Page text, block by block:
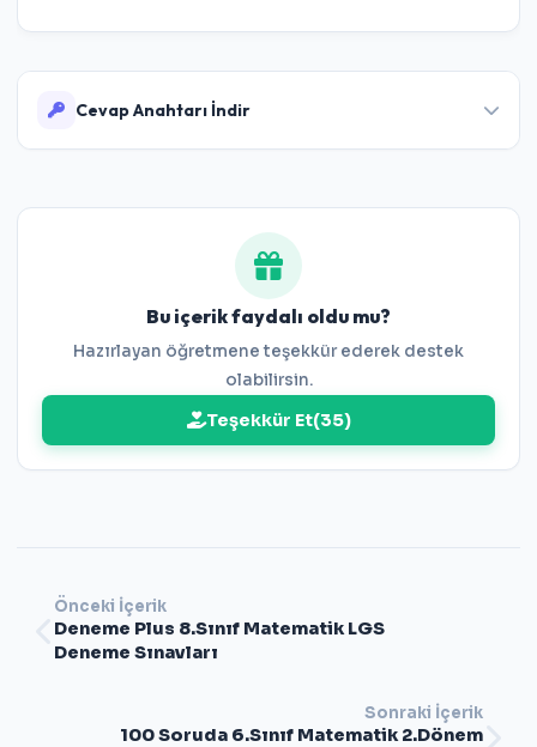
Cevap Anahtarı İndir
Bu içerik faydalı oldu mu?
Hazırlayan öğretmene teşekkür ederek destek
olabilirsin.
Teşekkür Et(35)
Önceki İçerik
Deneme Plus 8.Sınıf Matematik LGS
Deneme Sınavları
Sonraki İçerik
100 Soruda 6.Sınıf Matematik 2.Dönem